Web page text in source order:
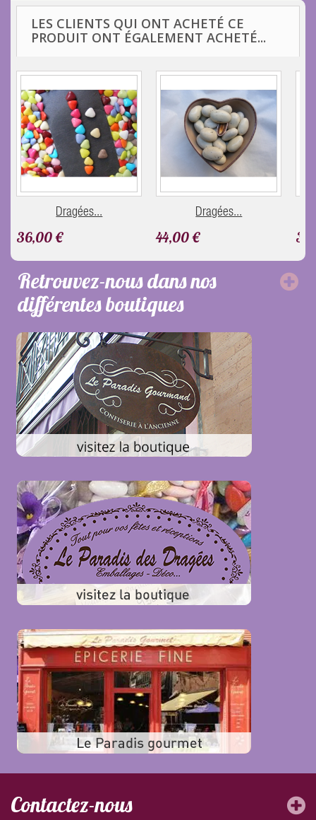
LES CLIENTS QUI ONT ACHETÉ CE
PRODUIT ONT ÉGALEMENT ACHETÉ...
Dragées...
36,00 €
Dragées...
44,00 €
Retrouvez-nous dans nos
différentes boutiques
Contactez-nous